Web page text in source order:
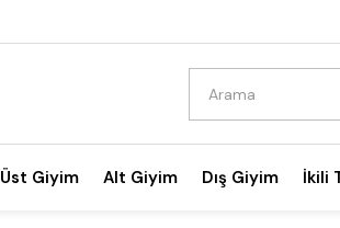
Üst Giyim Alt Giyim Dış Giyim İkili